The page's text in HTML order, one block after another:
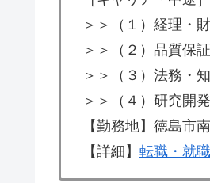
＞＞（１）経理・
＞＞（２）品質保
＞＞（３）法務・
＞＞（４）研究開
【勤務地】徳島市
【詳細】 転職・就